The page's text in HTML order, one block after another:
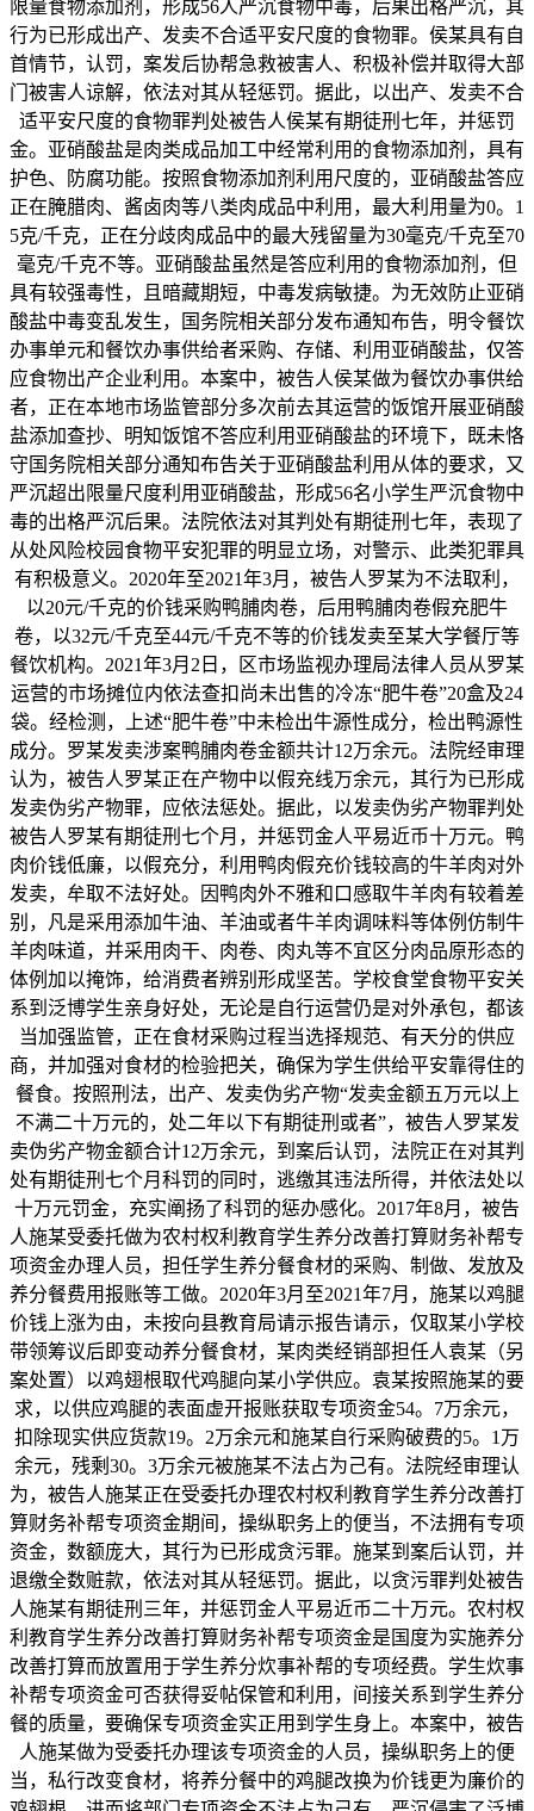
限量食物添加剂，形成56人严沉食物中毒，后果出格严沉，其
行为已形成出产、发卖不合适平安尺度的食物罪。侯某具有自
首情节，认罚，案发后协帮急救被害人、积极补偿并取得大部
门被害人谅解，依法对其从轻惩罚。据此，以出产、发卖不合
适平安尺度的食物罪判处被告人侯某有期徒刑七年，并惩罚
金。亚硝酸盐是肉类成品加工中经常利用的食物添加剂，具有
护色、防腐功能。按照食物添加剂利用尺度的，亚硝酸盐答应
正在腌腊肉、酱卤肉等八类肉成品中利用，最大利用量为0。1
5克/千克，正在分歧肉成品中的最大残留量为30毫克/千克至70
毫克/千克不等。亚硝酸盐虽然是答应利用的食物添加剂，但
具有较强毒性，且暗藏期短，中毒发病敏捷。为无效防止亚硝
酸盐中毒变乱发生，国务院相关部分发布通知布告，明令餐饮
办事单元和餐饮办事供给者采购、存储、利用亚硝酸盐，仅答
应食物出产企业利用。本案中，被告人侯某做为餐饮办事供给
者，正在本地市场监管部分多次前去其运营的饭馆开展亚硝酸
盐添加查抄、明知饭馆不答应利用亚硝酸盐的环境下，既未恪
守国务院相关部分通知布告关于亚硝酸盐利用从体的要求，又
严沉超出限量尺度利用亚硝酸盐，形成56名小学生严沉食物中
毒的出格严沉后果。法院依法对其判处有期徒刑七年，表现了
从处风险校园食物平安犯罪的明显立场，对警示、此类犯罪具
有积极意义。2020年至2021年3月，被告人罗某为不法取利，
以20元/千克的价钱采购鸭脯肉卷，后用鸭脯肉卷假充肥牛
卷，以32元/千克至44元/千克不等的价钱发卖至某大学餐厅等
餐饮机构。2021年3月2日，区市场监视办理局法律人员从罗某
运营的市场摊位内依法查扣尚未出售的冷冻“肥牛卷”20盒及24
袋。经检测，上述“肥牛卷”中未检出牛源性成分，检出鸭源性
成分。罗某发卖涉案鸭脯肉卷金额共计12万余元。法院经审理
认为，被告人罗某正在产物中以假充线万余元，其行为已形成
发卖伪劣产物罪，应依法惩处。据此，以发卖伪劣产物罪判处
被告人罗某有期徒刑七个月，并惩罚金人平易近币十万元。鸭
肉价钱低廉，以假充分，利用鸭肉假充价钱较高的牛羊肉对外
发卖，牟取不法好处。因鸭肉外不雅和口感取牛羊肉有较着差
别，凡是采用添加牛油、羊油或者牛羊肉调味料等体例仿制牛
羊肉味道，并采用肉干、肉卷、肉丸等不宜区分肉品原形态的
体例加以掩饰，给消费者辨别形成坚苦。学校食堂食物平安关
系到泛博学生亲身好处，无论是自行运营仍是对外承包，都该
当加强监管，正在食材采购过程当选择规范、有天分的供应
商，并加强对食材的检验把关，确保为学生供给平安靠得住的
餐食。按照刑法，出产、发卖伪劣产物“发卖金额五万元以上
不满二十万元的，处二年以下有期徒刑或者”，被告人罗某发
卖伪劣产物金额合计12万余元，到案后认罚，法院正在对其判
处有期徒刑七个月科罚的同时，逃缴其违法所得，并依法处以
十万元罚金，充实阐扬了科罚的惩办感化。2017年8月，被告
人施某受委托做为农村权利教育学生养分改善打算财务补帮专
项资金办理人员，担任学生养分餐食材的采购、制做、发放及
养分餐费用报账等工做。2020年3月至2021年7月，施某以鸡腿
价钱上涨为由，未按向县教育局请示报告请示，仅取某小学校
带领筹议后即变动养分餐食材，某肉类经销部担任人袁某（另
案处置）以鸡翅根取代鸡腿向某小学供应。袁某按照施某的要
求，以供应鸡腿的表面虚开报账获取专项资金54。7万余元，
扣除现实供应货款19。2万余元和施某自行采购破费的5。1万
余元，残剩30。3万余元被施某不法占为己有。法院经审理认
为，被告人施某正在受委托办理农村权利教育学生养分改善打
算财务补帮专项资金期间，操纵职务上的便当，不法拥有专项
资金，数额庞大，其行为已形成贪污罪。施某到案后认罚，并
退缴全数赃款，依法对其从轻惩罚。据此，以贪污罪判处被告
人施某有期徒刑三年，并惩罚金人平易近币二十万元。农村权
利教育学生养分改善打算财务补帮专项资金是国度为实施养分
改善打算而放置用于学生养分炊事补帮的专项经费。学生炊事
补帮专项资金可否获得妥帖保管和利用，间接关系到学生养分
餐的质量，要确保专项资金实正用到学生身上。本案中，被告
人施某做为受委托办理该专项资金的人员，操纵职务上的便
当，私行改变食材，将养分餐中的鸡腿改换为价钱更为廉价的